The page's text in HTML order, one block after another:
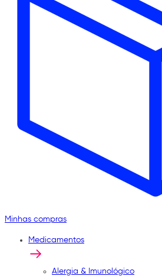
Minhas compras
Medicamentos
Alergia & Imunológico